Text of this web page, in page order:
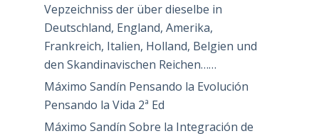
Vepzeichniss der über dieselbe in
Deutschland, England, Amerika,
Frankreich, Italien, Holland, Belgien und
den Skandinavischen Reichen……
Máximo Sandín Pensando la Evolución
Pensando la Vida 2ª Ed
Máximo Sandín Sobre la Integración de